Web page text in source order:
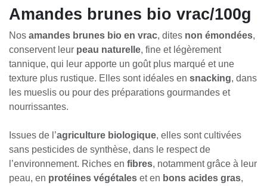
Amandes brunes bio vrac/100g
Nos amandes brunes bio en vrac, dites non émondées,
conservent leur peau naturelle, fine et légèrement
tannique, qui leur apporte un goût plus marqué et une
texture plus rustique. Elles sont idéales en snacking, dans
les mueslis ou pour des préparations gourmandes et
nourrissantes.
Issues de l’agriculture biologique, elles sont cultivées
sans pesticides de synthèse, dans le respect de
l’environnement. Riches en fibres, notamment grâce à leur
peau, en protéines végétales et en bons acides gras,